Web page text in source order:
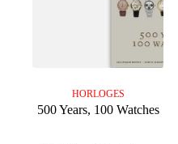
HORLOGES
500 Years, 100 Watches